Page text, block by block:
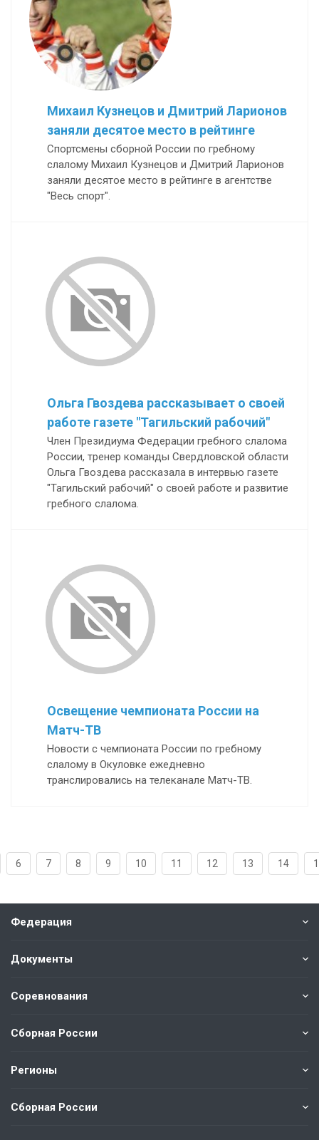
Михаил Кузнецов и Дмитрий Ларионов
заняли десятое место в рейтинге
Спортсмены сборной России по гребному
слалому Михаил Кузнецов и Дмитрий Ларионов
заняли десятое место в рейтинге в агентстве
"Весь спорт".
Ольга Гвоздева рассказывает о своей
работе газете "Тагильский рабочий"
Член Президиума Федерации гребного слалома
России, тренер команды Свердловской области
Ольга Гвоздева рассказала в интервью газете
"Тагильский рабочий" о своей работе и развитие
гребного слалома.
Освещение чемпионата России на
Матч-ТВ
Новости с чемпионата России по гребному
слалому в Окуловке ежедневно
транслировались на телеканале Матч-ТВ.
6 7 8 9 10 11 12 13 14
Федерация
Документы
Соревнования
Сборная России
Регионы
Сборная России